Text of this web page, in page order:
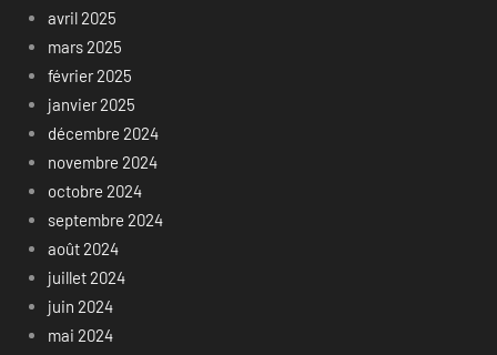
avril 2025
mars 2025
février 2025
janvier 2025
décembre 2024
novembre 2024
octobre 2024
septembre 2024
août 2024
juillet 2024
juin 2024
mai 2024